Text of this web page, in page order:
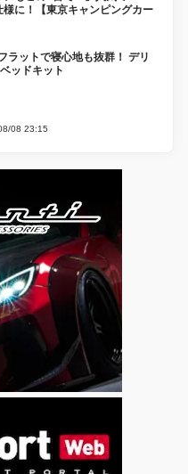
様に！【東京キャンピングカー
ラットで寝心地も抜群！ デリ
ッドキット
08 23:15